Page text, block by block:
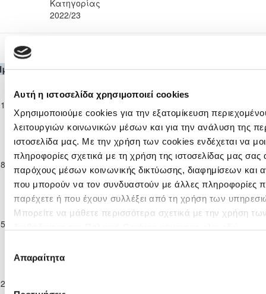
Αυτή η ιστοσελίδα χρησιμοποιεί cookies
Χρησιμοποιούμε cookies για την εξατομίκευση
λειτουργιών κοινωνικών μέσων και για την ανάλυση της
ιστοσελίδα μας. Με την χρήση των cookies ενδέχεται να
πληροφορίες σχετικά με τη χρήση της ιστοσελίδας μας
παρόχους μέσων κοινωνικής δικτύωσης, διαφημίσεων και
που μπορούν να τον συνδυαστούν με άλλες πληροφορίες
παρέχετε ή που έχουν συλλέξει από τη χρήση των
Μπορείτε να μάθετε περισσότερα σχετικά με την χρήση
συγκατάθεσης
Απαραίτητα
Κατηγορίας
2022/23
Ανώτατη & Επίλεκτη Κατηγορία Παίδων Κ-17
Θεσμός ΓηπεδούχοςH AΦιλοξενούμενη
10-2022
Επίλεκτη
Παίδων Κ-17
2022/23
ΑΠΟΕΛ
ΛΕΥΚΩΣΙΑΣ
10-2022
Ανώτατη &
Επίλεκτη
Κατηγορία
Παίδων Κ-17
2022/23
ΑΕΚ
ΛΑΡΝΑΚΑΣ2 ΠΑΦΟΣ F.C. 97'
10-2022
Ανώτατη &
Επίλεκτη
ΚΑΡΜΙΩΤΙΣΣΑ
10-2022
Ανώτατη &